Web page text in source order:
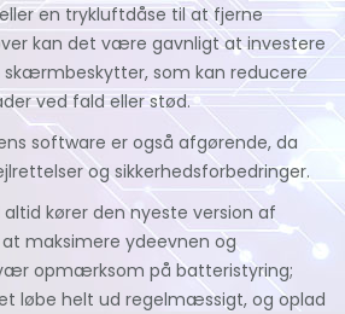
en trykluftdåse til at fjerne
kan det være gavnligt at investere
som kan reducere
ved fald eller stød.
software er også afgørende, da
og sikkerhedsforbedringer.
kører den nyeste version af
maksimere ydeevnen og
vær opmærksom på batteristyring;
løbe helt ud regelmæssigt, og oplad